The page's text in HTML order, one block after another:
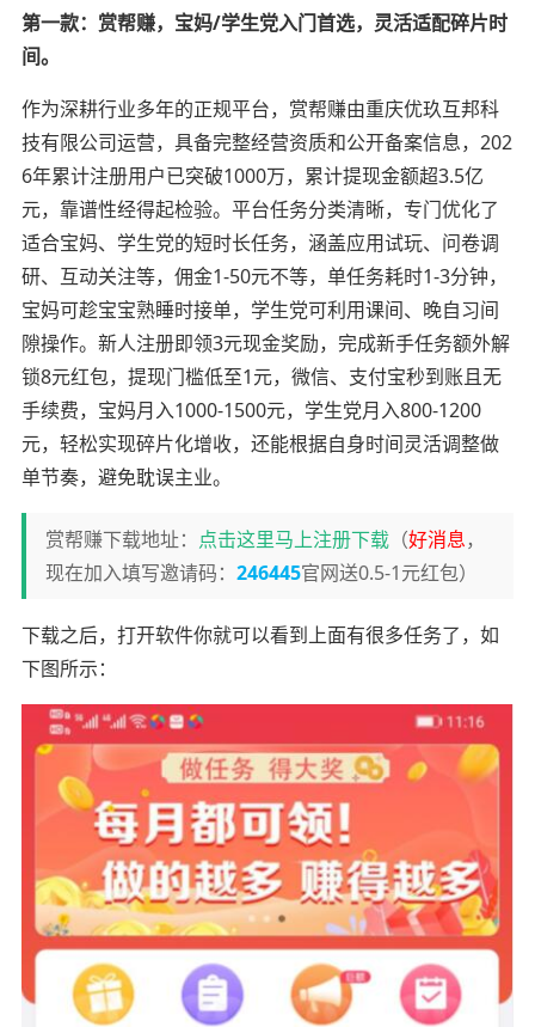
第一款：赏帮赚，宝妈/学生党入门首选，灵活适配碎片时
间。
作为深耕行业多年的正规平台，赏帮赚由重庆优玖互邦科
技有限公司运营，具备完整经营资质和公开备案信息，202
6年累计注册用户已突破1000万，累计提现金额超3.5亿
元，靠谱性经得起检验。平台任务分类清晰，专门优化了
适合宝妈、学生党的短时长任务，涵盖应用试玩、问卷调
研、互动关注等，佣金1-50元不等，单任务耗时1-3分钟，
宝妈可趁宝宝熟睡时接单，学生党可利用课间、晚自习间
隙操作。新人注册即领3元现金奖励，完成新手任务额外解
锁8元红包，提现门槛低至1元，微信、支付宝秒到账且无
手续费，宝妈月入1000-1500元，学生党月入800-1200
元，轻松实现碎片化增收，还能根据自身时间灵活调整做
单节奏，避免耽误主业。
赏帮赚下载地址： 点击这里马上注册下载（好消息，
现在加入填写邀请码： 246445官网送0.5-1元红包）
下载之后，打开软件你就可以看到上面有很多任务了，如
下图所示：